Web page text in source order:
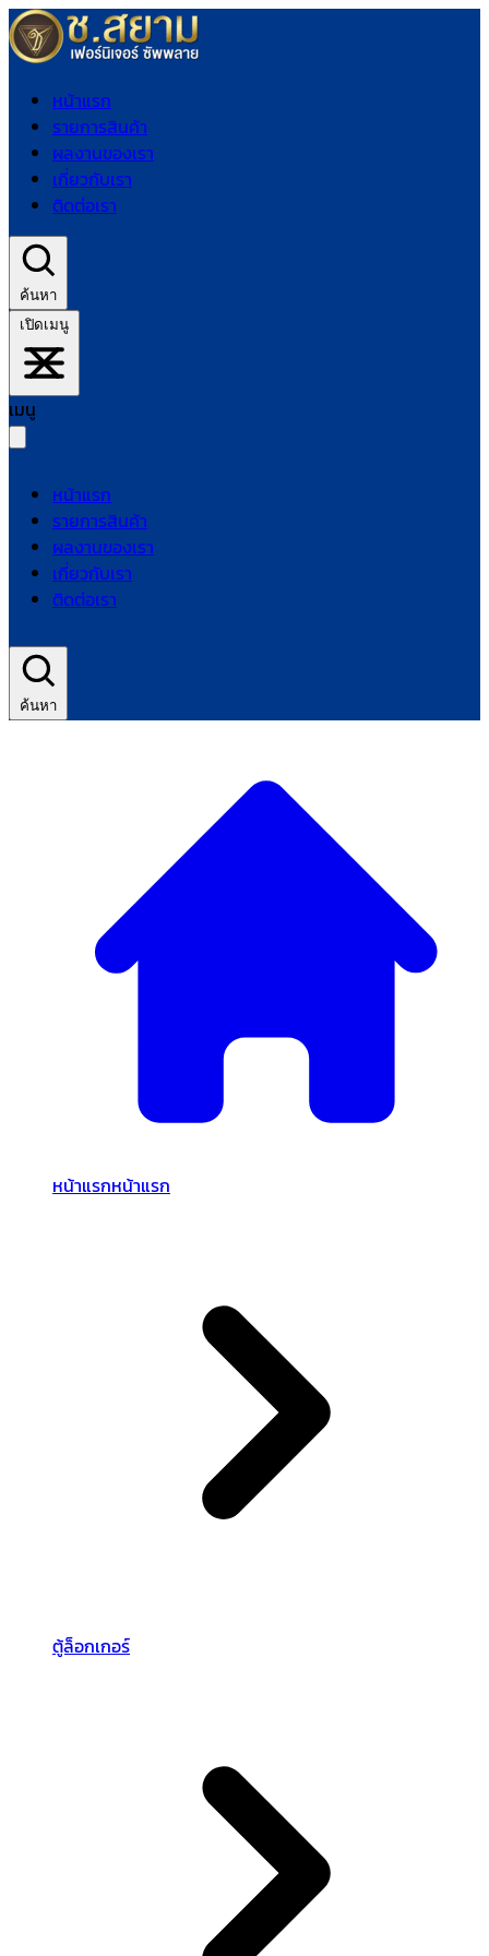
หน้าแรก
รายการสินค้า
ผลงานของเรา
เกี่ยวกับเรา
ติดต่อเรา
ค้นหา
เปิดเมนู
เมนู
หน้าแรก
รายการสินค้า
ผลงานของเรา
เกี่ยวกับเรา
ติดต่อเรา
ค้นหา
หน้าแรกหน้าแรก
ตู้ล็อกเกอร์